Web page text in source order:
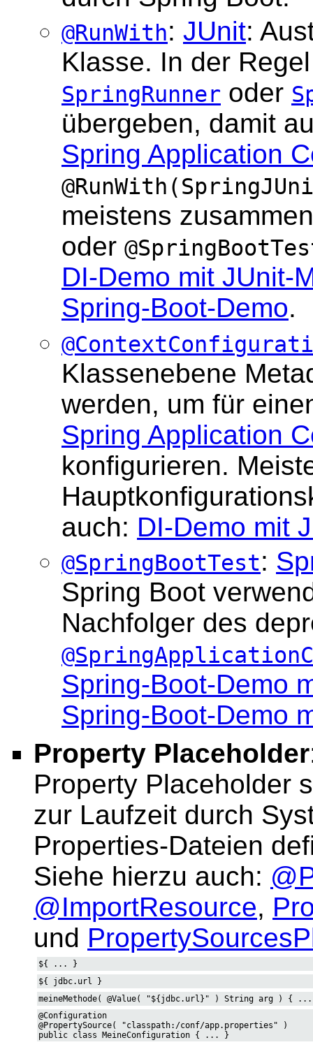
@RunWith: JUnit:
Klasse. In der
SpringRunner oder
übergeben, damit
Spring Application
meistens
oder
DI-Demo mit JUnit-
Spring-Boot-Demo.
Klassenebene
werden, um für
Spring Application
konfigurieren.
auch: DI-Demo mit
@SpringBootTest:
Spring Boot
Nachfolger des
Spring-Boot-Demo
Spring-Boot-Demo
Property Placeholder
Property Placeholder
zur Laufzeit durch
Properties-Dateien
Siehe hierzu auch:
@ImportResource,
und
${ ... }
${ jdbc.url }
meineMethode( @Value( "${jdbc.url}" ) String arg ) {
@Configuration
@PropertySource( "classpath:/conf/app.properties" )
public class MeineConfiguration { ... }